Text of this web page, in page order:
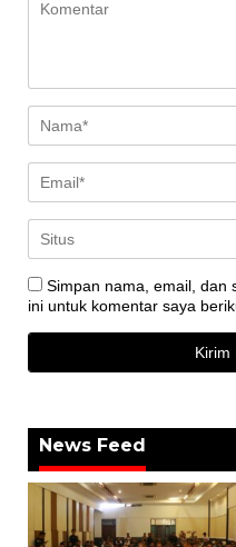
Simpan nama, email, dan
ini untuk komentar saya
News Feed